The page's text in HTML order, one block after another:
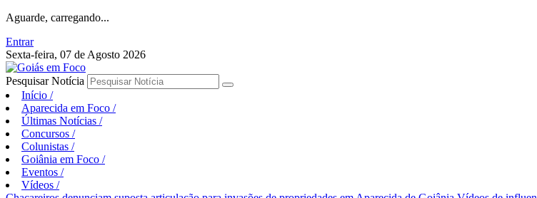
Aguarde, carregando...
Entrar
Sexta-feira, 07 de Agosto 2026
Pesquisar Notícia
Início /
Aparecida em Foco /
Últimas Notícias /
Concursos /
Colunistas /
Goiânia em Foco /
Eventos /
Vídeos /